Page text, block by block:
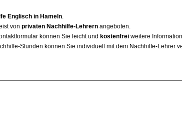
Englisch in Hameln.
von privaten Nachhilfe-Lehrern angeboten.
können Sie leicht und kostenfrei weitere
Stunden können Sie individuell mit dem Nachhilfe-Lehrer